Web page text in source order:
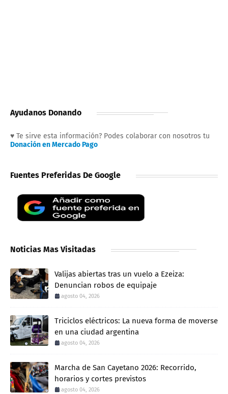
Ayudanos Donando
♥ Te sirve esta información? Podes colaborar con nosotros tu
Donación en Mercado Pago
Fuentes Preferidas De Google
Noticias Mas Visitadas
Valijas abiertas tras un vuelo a Ezeiza:
Denuncian robos de equipaje
agosto 04, 2026
Triciclos eléctricos: La nueva forma de moverse
en una ciudad argentina
agosto 04, 2026
Marcha de San Cayetano 2026: Recorrido,
horarios y cortes previstos
agosto 04, 2026